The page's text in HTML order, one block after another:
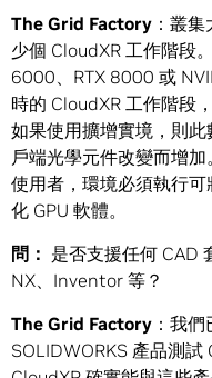
The Grid Factory ：叢
少個 CloudXR 工作階段
6000、RTX 8000 或
時的 CloudXR 工作階段
如果使用擴增實境，則
戶端光學元件改變而增
使用者，環境必須執行可
化 GPU 軟體。
問 ： 是否支援任何 CAD
NX、Inventor 等？
The Grid Factory ：我
SOLIDWORKS 產品測試